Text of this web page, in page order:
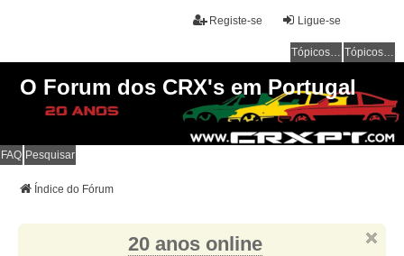
Ligue-se
Registe-se
Tópicos sem resposta Tópicos ativos
O Forum dos CRX's em Portugal
FAQ Pesquisar
Índice do Fórum
20 anos online